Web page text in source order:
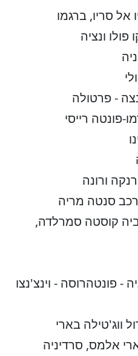
אל סריו, ברגמו
ונציה
- פרטולה
פונטה רייסי
ורונה
סנטה מריה
קוסטה סמרלדה,
- פונטהרוסה - וינצ'נצו
ווג'טילה בארי
אלמס, סרדיניה